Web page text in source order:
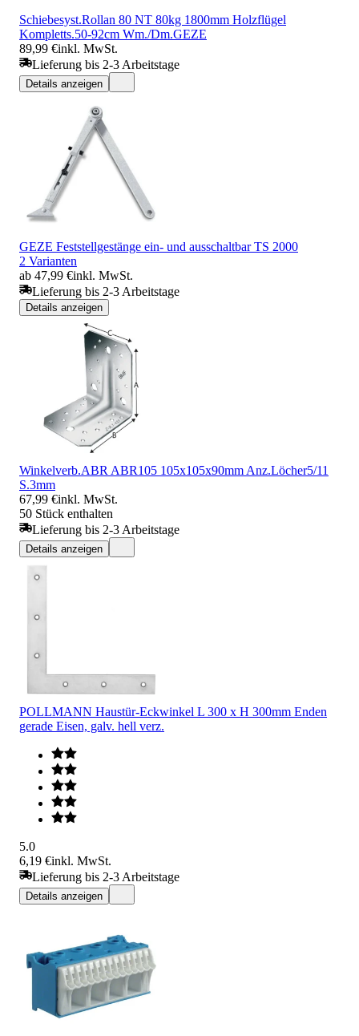
Schiebesyst.Rollan 80 NT 80kg 1800mm Holzflügel
Kompletts.50-92cm Wm./Dm.GEZE
89,99 €inkl. MwSt.
Lieferung bis 2-3 Arbeitstage
Details anzeigen
GEZE Feststellgestänge ein- und ausschaltbar TS 2000
2 Varianten
ab 47,99 €inkl. MwSt.
Lieferung bis 2-3 Arbeitstage
Details anzeigen
Winkelverb.ABR ABR105 105x105x90mm Anz.Löcher5/11
S.3mm
67,99 €inkl. MwSt.
50 Stück enthalten
Lieferung bis 2-3 Arbeitstage
Details anzeigen
POLLMANN Haustür-Eckwinkel L 300 x H 300mm Enden
gerade Eisen, galv. hell verz.
5.0
6,19 €inkl. MwSt.
Lieferung bis 2-3 Arbeitstage
Details anzeigen